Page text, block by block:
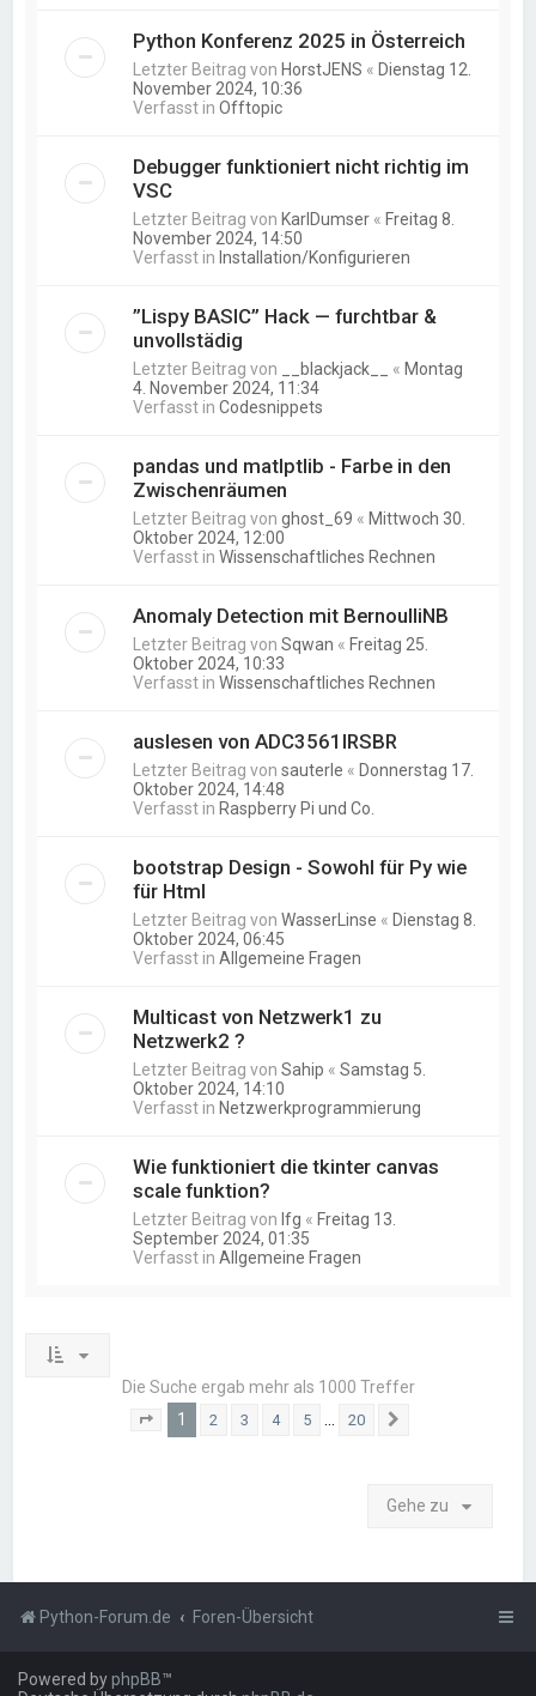
Python Konferenz 2025 in Österreich
Letzter Beitrag von HorstJENS « Dienstag 12.
November 2024, 10:36
Verfasst inOfftopic
Debugger funktioniert nicht richtig im
VSC
Letzter Beitrag von KarlDumser « Freitag 8.
November 2024, 14:50
Verfasst in Installation/Konfigurieren
”Lispy BASIC” Hack — furchtbar &
unvollstädig
Letzter Beitrag von __blackjack__ « Montag
4. November 2024, 11:34
Verfasst inCodesnippets
pandas und matlptlib - Farbe in den
Zwischenräumen
Letzter Beitrag vonghost_69 « Mittwoch 30.
Oktober 2024, 12:00
Verfasst inWissenschaftliches Rechnen
Anomaly Detection mit BernoulliNB
Letzter Beitrag vonSqwan « Freitag 25.
Oktober 2024, 10:33
Verfasst inWissenschaftliches Rechnen
auslesen von ADC3561IRSBR
Letzter Beitrag vonsauterle « Donnerstag 17.
Oktober 2024, 14:48
Verfasst in Raspberry Pi und Co.
bootstrap Design - Sowohl für Py wie
für Html
Letzter Beitrag vonWasserLinse « Dienstag 8.
Oktober 2024, 06:45
Verfasst inAllgemeine Fragen
Multicast von Netzwerk1 zu
Netzwerk2 ?
Letzter Beitrag vonSahip «Samstag 5.
Oktober 2024, 14:10
Verfasst in Netzwerkprogrammierung
Wie funktioniert die tkinter canvas
scale funktion?
Letzter Beitrag von lfg « Freitag 13.
September 2024, 01:35
Verfasst inAllgemeine Fragen
Die Suche ergab mehr als 1000 Treffer
Seite von 20
1 2 3 4 5 … 20
Gehe zu
Python-Forum.de Foren-Übersicht
Powered byphpBB™